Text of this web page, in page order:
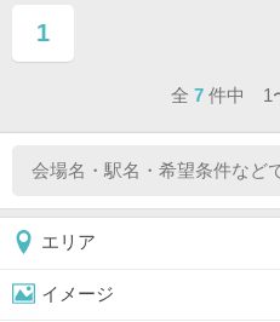
1
ページ目
全 7 件中 1
エリア
イメージ